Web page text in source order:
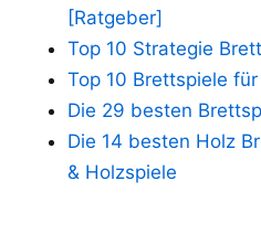
[Ratgeber]
Top 10 Strategie
Top 10 Brettspiele
Die 29 besten
Die 14 besten Holz
& Holzspiele